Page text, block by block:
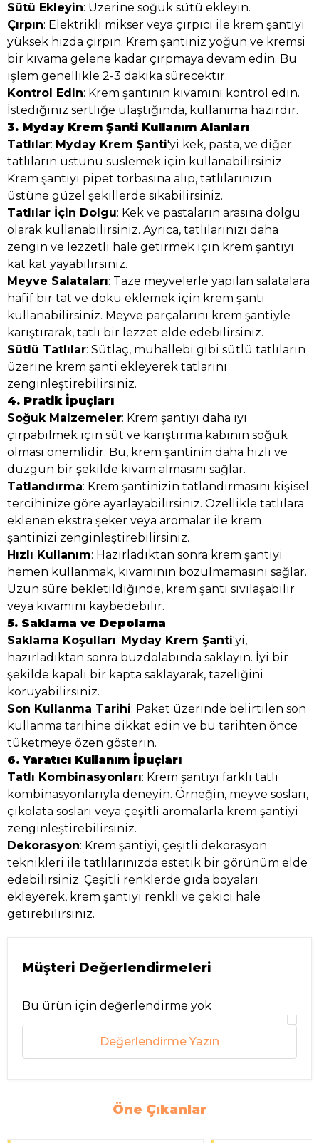
Sütü Ekleyin: Üzerine soğuk sütü ekleyin.
Çırpın: Elektrikli mikser veya çırpıcı ile krem şantiyi
yüksek hızda çırpın. Krem şantiniz yoğun ve kremsi
bir kıvama gelene kadar çırpmaya devam edin. Bu
işlem genellikle 2-3 dakika sürecektir.
Kontrol Edin: Krem şantinin kıvamını kontrol edin.
İstediğiniz sertliğe ulaştığında, kullanıma hazırdır.
3. Myday Krem Şanti Kullanım Alanları
Tatlılar: Myday Krem Şanti'yi kek, pasta, ve diğer
tatlıların üstünü süslemek için kullanabilirsiniz.
Krem şantiyi pipet torbasına alıp, tatlılarınızın
üstüne güzel şekillerde sıkabilirsiniz.
Tatlılar İçin Dolgu: Kek ve pastaların arasına dolgu
olarak kullanabilirsiniz. Ayrıca, tatlılarınızı daha
zengin ve lezzetli hale getirmek için krem şantiyi
kat kat yayabilirsiniz.
Meyve Salataları: Taze meyvelerle yapılan salatalara
hafif bir tat ve doku eklemek için krem şanti
kullanabilirsiniz. Meyve parçalarını krem şantiyle
karıştırarak, tatlı bir lezzet elde edebilirsiniz.
Sütlü Tatlılar: Sütlaç, muhallebi gibi sütlü tatlıların
üzerine krem şanti ekleyerek tatlarını
zenginleştirebilirsiniz.
4. Pratik İpuçları
Soğuk Malzemeler: Krem şantiyi daha iyi
çırpabilmek için süt ve karıştırma kabının soğuk
olması önemlidir. Bu, krem şantinin daha hızlı ve
düzgün bir şekilde kıvam almasını sağlar.
Tatlandırma: Krem şantinizin tatlandırmasını kişisel
tercihinize göre ayarlayabilirsiniz. Özellikle tatlılara
eklenen ekstra şeker veya aromalar ile krem
şantinizi zenginleştirebilirsiniz.
Hızlı Kullanım: Hazırladıktan sonra krem şantiyi
hemen kullanmak, kıvamının bozulmamasını sağlar.
Uzun süre bekletildiğinde, krem şanti sıvılaşabilir
veya kıvamını kaybedebilir.
5. Saklama ve Depolama
Saklama Koşulları: Myday Krem Şanti'yi,
hazırladıktan sonra buzdolabında saklayın. İyi bir
şekilde kapalı bir kapta saklayarak, tazeliğini
koruyabilirsiniz.
Son Kullanma Tarihi: Paket üzerinde belirtilen son
kullanma tarihine dikkat edin ve bu tarihten önce
tüketmeye özen gösterin.
6. Yaratıcı Kullanım İpuçları
Tatlı Kombinasyonları: Krem şantiyi farklı tatlı
kombinasyonlarıyla deneyin. Örneğin, meyve sosları,
çikolata sosları veya çeşitli aromalarla krem şantiyi
zenginleştirebilirsiniz.
Dekorasyon: Krem şantiyi, çeşitli dekorasyon
teknikleri ile tatlılarınızda estetik bir görünüm elde
edebilirsiniz. Çeşitli renklerde gıda boyaları
ekleyerek, krem şantiyi renkli ve çekici hale
getirebilirsiniz.
Müşteri Değerlendirmeleri
Bu ürün için değerlendirme yok
Değerlendirme Yazın
Öne Çıkanlar